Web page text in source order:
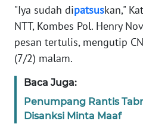
"Iya sudah dipatsuskan,"
NTT, Kombes Pol. Henry
pesan tertulis, mengutip
(7/2) malam.
Baca Juga:
Penumpang Rantis
Disanksi Minta Maaf
KAMI
TENTANG